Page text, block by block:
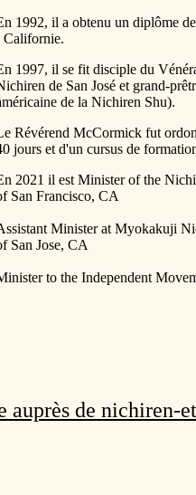
1992, il a obtenu un diplôme
Californie.
1997, il se fit disciple du
de San José et grand-
de la Nichiren Shu).
Révérend McCormick fut
jours et d'un cursus de
2021 il est Minister of the
San Francisco, CA
Minister at Myokakuji
San Jose, CA
to the Independent
de nichiren-